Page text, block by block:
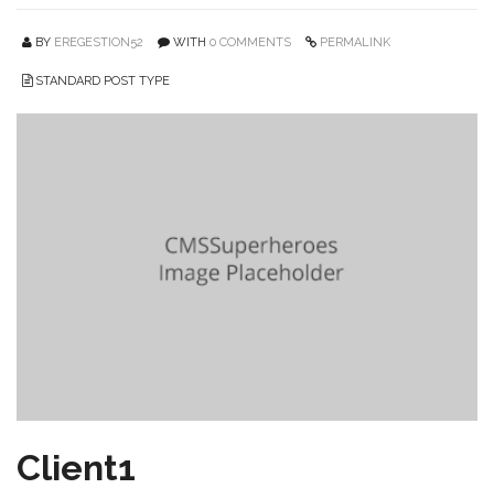
BY EREGESTION52 WITH 0 COMMENTS PERMALINK
STANDARD POST TYPE
Client1